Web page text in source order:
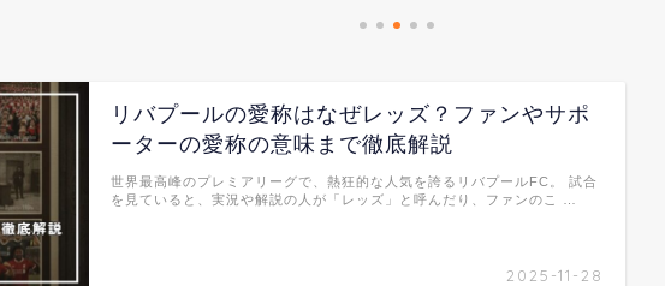
リバプールの愛称はなぜレッズ？ファンやサポ
ーターの愛称の意味まで徹底解説
2025-11-28
世界最高峰のプレミアリーグで、熱狂的な人気を誇るリバプールFC。 試合
を見ていると、実況や解説の人が「レッズ」と呼んだり、ファンのこ …